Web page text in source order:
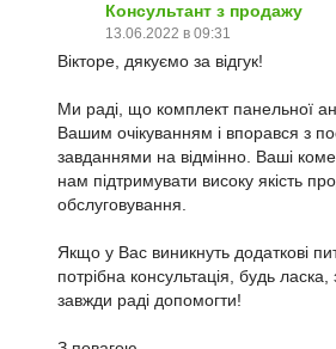
Консультант з продажу
13.06.2022 в 09:31
Вікторе, дякуємо за відгук!
Ми раді, що комплект панельної
Вашим очікуванням і впорався з
завданнями на відмінно. Ваші
нам підтримувати високу якість
обслуговування.
Якщо у Вас виникнуть додаткові
потрібна консультація, будь
завжди раді допомогти!